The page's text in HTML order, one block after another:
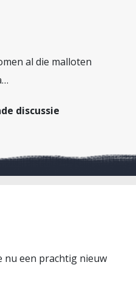
al die malloten
discussie
nu een prachtig nieuw